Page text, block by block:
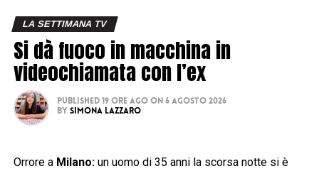
LA SETTIMANA TV
Si dà fuoco in macchina in
videochiamata con l’ex
Published 19 ore ago on 6 Agosto 2026
By Simona Lazzaro
Orrore a Milano:un uomo di 35 anni la scorsa notte si è